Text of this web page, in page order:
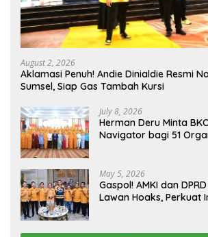
August 2, 2026
Aklamasi Penuh! Andie Dinialdie Resmi
Sumsel, Siap Gas Tambah Kursi
July 8, 2026
Herman Deru Minta
Navigator bagi 51
May 5, 2026
Gaspol! AMKI dan
Lawan Hoaks, Perkuat